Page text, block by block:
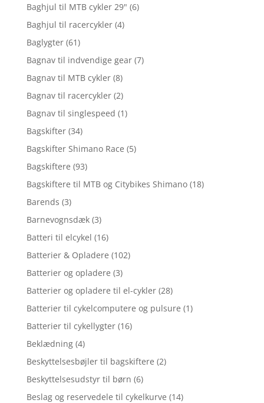
Baghjul til MTB cykler 29" (6)
Baghjul til racercykler (4)
Baglygter (61)
Bagnav til indvendige gear (7)
Bagnav til MTB cykler (8)
Bagnav til racercykler (2)
Bagnav til singlespeed (1)
Bagskifter (34)
Bagskifter Shimano Race (5)
Bagskiftere (93)
Bagskiftere til MTB og Citybikes Shimano (18)
Barends (3)
Barnevognsdæk (3)
Batteri til elcykel (16)
Batterier & Opladere (102)
Batterier og opladere (3)
Batterier og opladere til el-cykler (28)
Batterier til cykelcomputere og pulsure (1)
Batterier til cykellygter (16)
Beklædning (4)
Beskyttelsesbøjler til bagskiftere (2)
Beskyttelsesudstyr til børn (6)
Beslag og reservedele til cykelkurve (14)